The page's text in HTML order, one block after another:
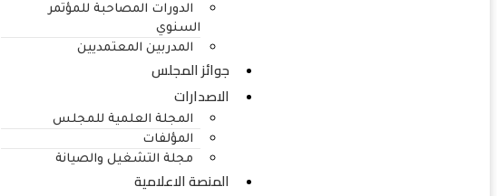
الدورات المصاحبة للمؤتمر
السنوي
المدربين المعتمديين
جوائز المجلس
الاصدارات
المجلة العلمية للمجلس
المؤلفات
مجلة التشغيل والصيانة
المنصة الاعلامية